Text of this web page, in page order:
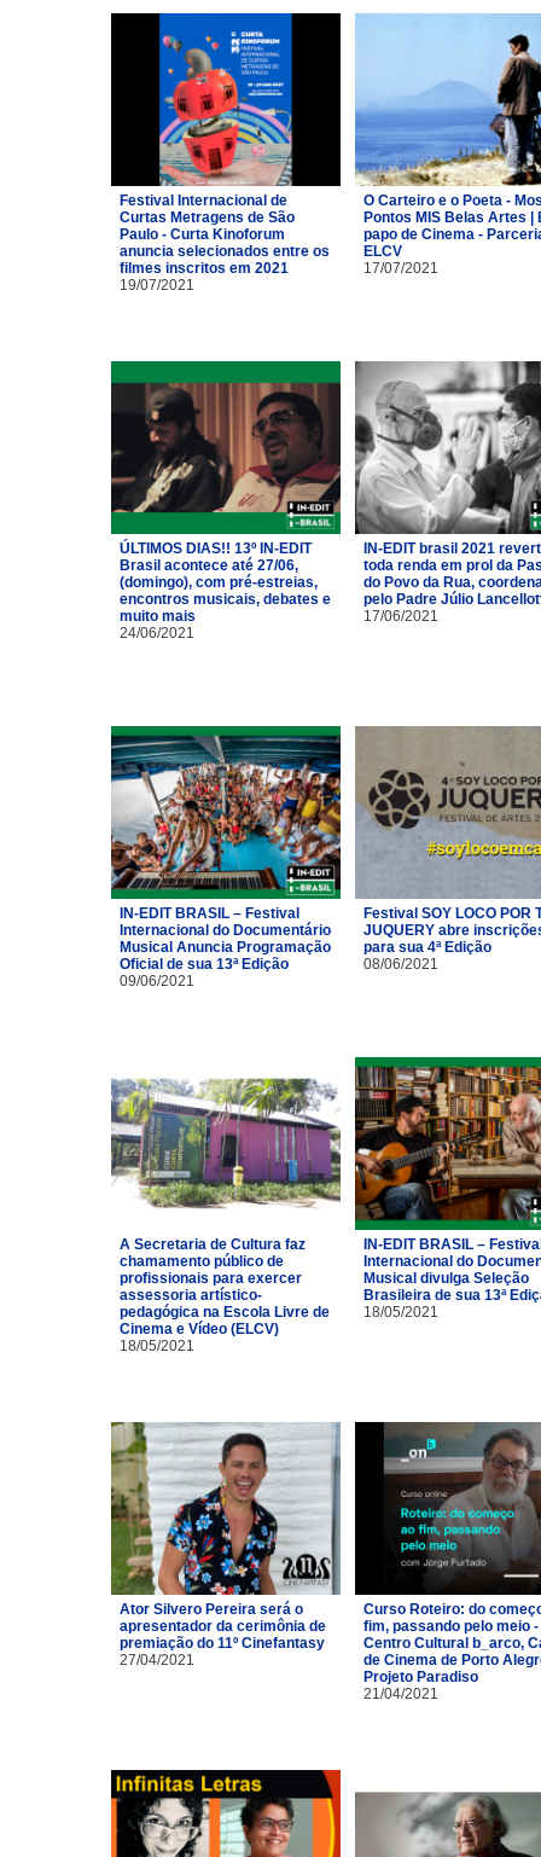
Festival Internacional de
Curtas Metragens de São
Paulo - Curta Kinoforum
anuncia selecionados entre os
filmes inscritos em 2021
19/07/2021
O Carteiro e o Poeta -
Pontos MIS Belas Artes |
papo de Cinema -
ELCV
17/07/2021
ÚLTIMOS DIAS!! 13º IN-EDIT
Brasil acontece até 27/06,
(domingo), com pré-estreias,
encontros musicais, debates e
muito mais
24/06/2021
IN-EDIT brasil 2021
toda renda em prol da
do Povo da Rua,
pelo Padre Júlio
17/06/2021
IN-EDIT BRASIL – Festival
Internacional do Documentário
Musical Anuncia Programação
Oficial de sua 13ª Edição
09/06/2021
Festival SOY LOCO POR
JUQUERY abre
para sua 4ª Edição
08/06/2021
A Secretaria de Cultura faz
chamamento público de
profissionais para exercer
assessoria artístico-
pedagógica na Escola Livre de
Cinema e Vídeo (ELCV)
18/05/2021
IN-EDIT BRASIL –
Internacional do
Musical divulga Seleção
Brasileira de sua 13ª
18/05/2021
Ator Silvero Pereira será o
apresentador da cerimônia de
premiação do 11º Cinefantasy
27/04/2021
Curso Roteiro: do
fim, passando pelo meio -
Centro Cultural b_arco,
de Cinema de Porto
Projeto Paradiso
21/04/2021